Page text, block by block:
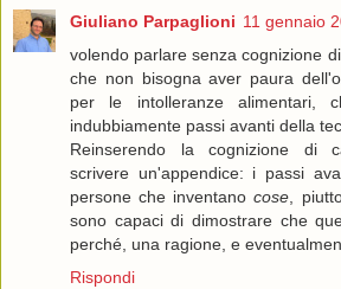
Giuliano Parpaglioni 11 gennaio
volendo parlare senza cognizione
che non bisogna aver paura
per le intolleranze alimentari,
indubbiamente passi avanti della
Reinserendo la cognizione di
scrivere un'appendice: i passi
persone che inventanocose ,
sono capaci di dimostrare che
perché, una ragione, e
Rispondi